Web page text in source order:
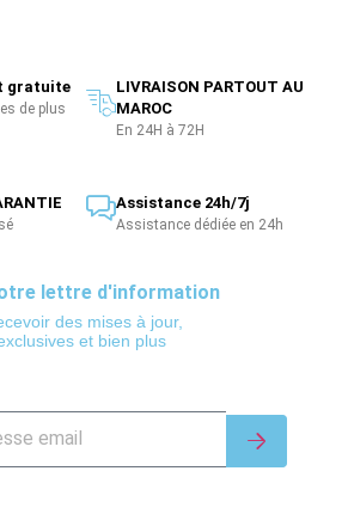
gratuite
de plus
LIVRAISON PARTOUT AU
MAROC
En 24H à 72H
Assistance 24h/7j
Assistance dédiée en 24h
lettre d'information
des mises à jour,
et bien plus